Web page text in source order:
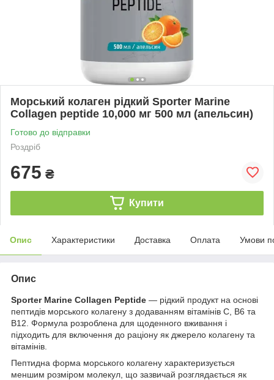
Морський колаген рідкий Sporter Marine
Collagen peptide 10,000 мг 500 мл (апельсин)
Готово до відправки
Роздріб
675 ₴
Купити
Опис Характеристики Доставка Оплата Умови
Опис
Sporter Marine Collagen Peptide — рідкий продукт на основі
пептидів морського колагену з додаванням вітамінів C, B6 та
B12. Формула розроблена для щоденного вживання і
підходить для включення до раціону як джерело колагену та
вітамінів.
Пептидна форма морського колагену характеризується
меншим розміром молекул, що зазвичай розглядається як